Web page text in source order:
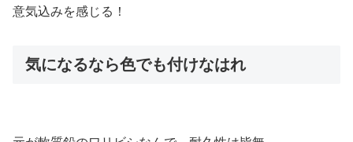
意気込みを感じる！
気になるなら色でも付けなはれ